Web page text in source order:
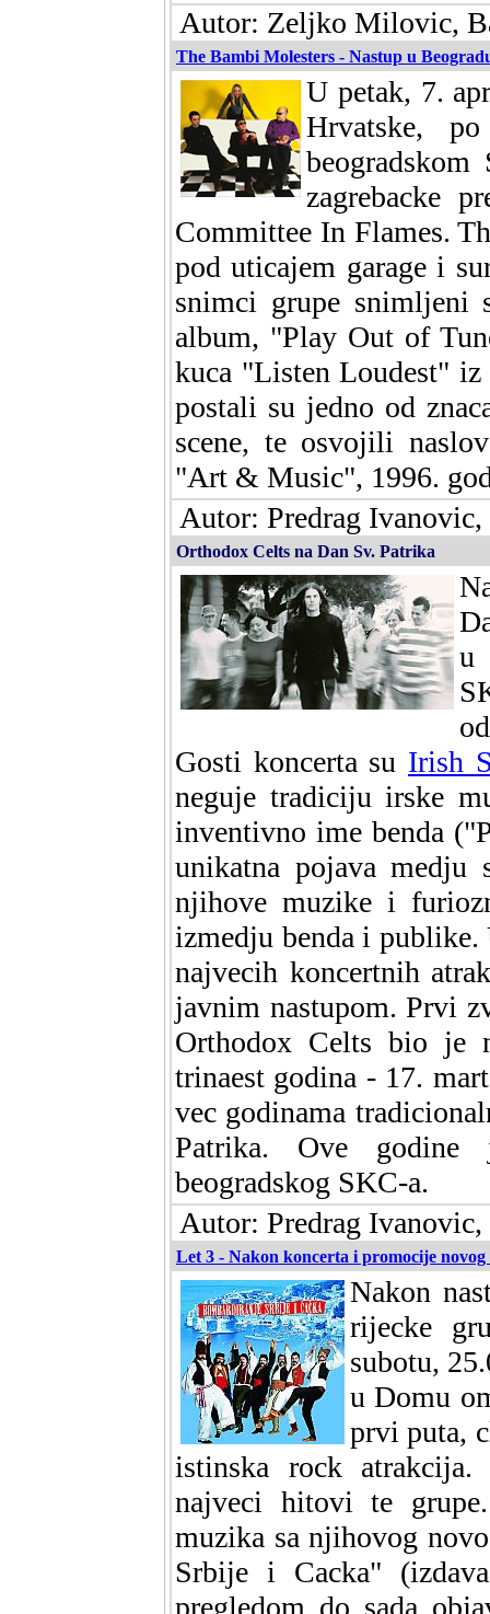
Autor: Zeljko Milovic,
The Bambi Molesters - Nastup u
U petak, 7.
Hrvatske,
zagrebacke
Committee In Flames.
pod uticajem garage i
snimci grupe snimljeni
album, "Play Out of
kuca "Listen Loudest" iz
postali su jedno od
scene, te osvojili
"Art & Music", 1996.
Autor: Predrag
Orthodox Celts na Dan Sv. Patrika
u
Gosti koncerta su Irish
neguje tradiciju irske
inventivno ime benda
unikatna pojava medju
njihove muzike i
izmedju benda i publike.
najvecih koncertnih
javnim nastupom. Prvi
Orthodox Celts bio je
trinaest godina - 17.
vec godinama
Patrika. Ove godine
beogradskog SKC-a.
Autor: Predrag
Let 3 - Nakon koncerta i promocije
Nakon
rijecke
subotu,
u Domu
prvi puta,
istinska rock
najveci hitovi te
muzika sa njihovog
Srbije i Cacka"
pregledom do sada